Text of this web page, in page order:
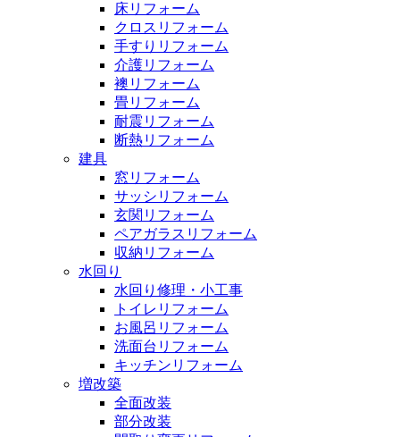
床リフォーム
クロスリフォーム
手すりリフォーム
介護リフォーム
襖リフォーム
畳リフォーム
耐震リフォーム
断熱リフォーム
建具
窓リフォーム
サッシリフォーム
玄関リフォーム
ペアガラスリフォーム
収納リフォーム
水回り
水回り修理・小工事
トイレリフォーム
お風呂リフォーム
洗面台リフォーム
キッチンリフォーム
増改築
全面改装
部分改装